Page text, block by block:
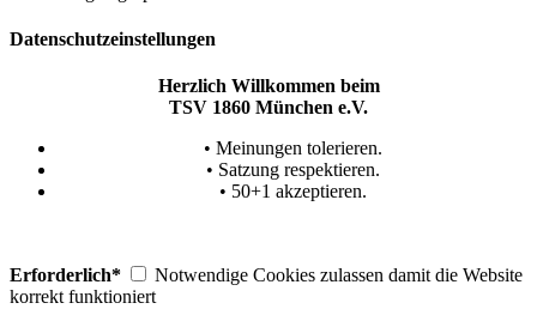
Datenschutzeinstellungen
Herzlich Willkommen beim
TSV 1860 München e.V.
• Meinungen tolerieren.
• Satzung respektieren.
• 50+1 akzeptieren.
Erforderlich*
Notwendige Cookies zulassen damit die Website
korrekt funktioniert